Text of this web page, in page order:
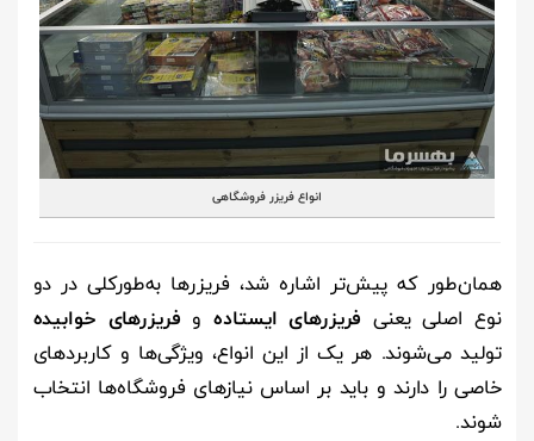
انواع فریزر فروشگاهی
همان‌طور که پیش‌تر اشاره شد، فریزرها به‌طورکلی در دو
نوع اصلی یعنی فریزرهای ایستادهو فریزرهای خوابیده
تولید می‌شوند. هر یک از این انواع، ویژگی‌ها و کاربردهای
خاصی را دارند و باید بر اساس نیازهای فروشگاه‌ها انتخاب
‌شوند.